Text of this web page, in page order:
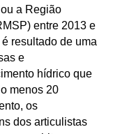
a Região
entre 2013 e
resultado de uma
e
hídrico que
menos 20
os
dos articulistas